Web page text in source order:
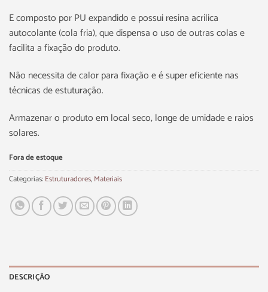
E composto por PU expandido e possui resina acrílica
autocolante (cola fria), que dispensa o uso de outras colas e
facilita a fixação do produto.
Não necessita de calor para fixação e é super eficiente nas
técnicas de estuturação.
Armazenar o produto em local seco, longe de umidade e raios
solares.
Fora de estoque
Categorias:Estruturadores,Materiais
DESCRIÇÃO